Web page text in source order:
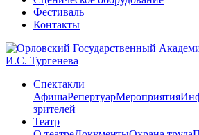
Фестиваль
Контакты
Спектакли
АфишаРепертуарМероприятия
зрителей
Театр